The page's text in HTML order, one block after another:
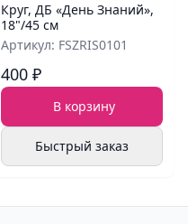
Круг, ДБ «День Знаний»,
18"/45 см
Артикул: FSZRIS0101
400 ₽
В корзину
Быстрый заказ